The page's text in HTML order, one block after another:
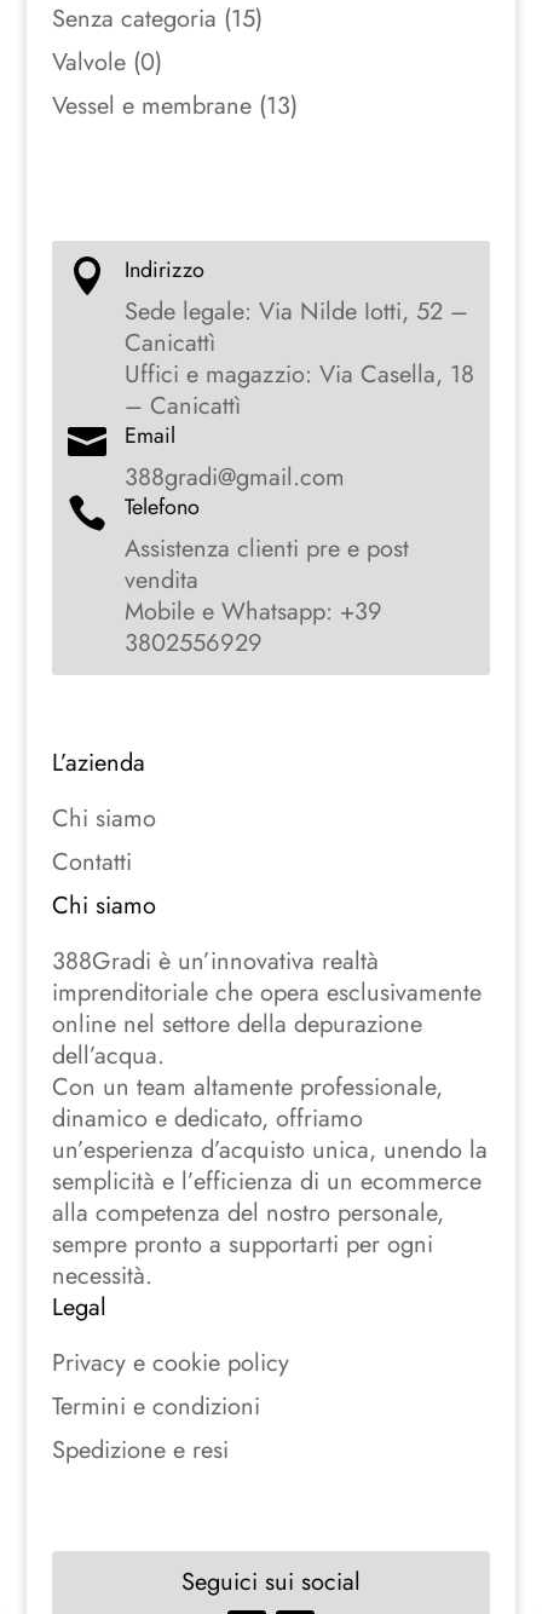
Senza categoria (15)
Valvole (0)
Vessel e membrane (13)
 Indirizzo
Sede legale: Via Nilde Iotti, 52 –
Canicattì
Uffici e magazzio: Via Casella, 18
– Canicattì
 Email
388gradi@gmail.com
 Telefono
Assistenza clienti pre e post
vendita
Mobile e Whatsapp: +39
3802556929
L’azienda
Chi siamo
Contatti
Chi siamo
388Gradi è un’innovativa realtà
imprenditoriale che opera esclusivamente
online nel settore della depurazione
dell’acqua.
Con un team altamente professionale,
dinamico e dedicato, offriamo
un’esperienza d’acquisto unica, unendo la
semplicità e l’efficienza di un ecommerce
alla competenza del nostro personale,
sempre pronto a supportarti per ogni
necessità.
Legal
Privacy e cookie policy
Termini e condizioni
Spedizione e resi
Seguici sui social